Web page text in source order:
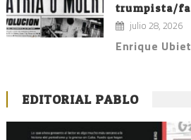
trumpista/
julio 28, 2026
Enrique
EDITORIAL PABLO